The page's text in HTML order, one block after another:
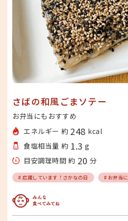
さばの和風ごまソテー
お弁当にもおすすめ
エネルギー 約 248 kcal
食塩相当量 約 1.3 g
目安調理時間 約 20 分
# 応援しています！さかなの日 # お弁当に
みんな食べてみてね